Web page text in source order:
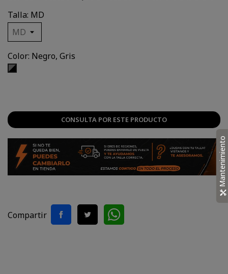
Talla: MD
Color: Negro, Gris
Negro,
CONSULTA POR ESTE PRODUCTO
Compartir
Mantenimiento